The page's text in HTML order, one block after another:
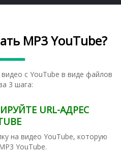
MP3 YouTube?
с YouTube в виде файлов
3 шага:
URL-АДРЕС
на видео YouTube, которую
YouTube.